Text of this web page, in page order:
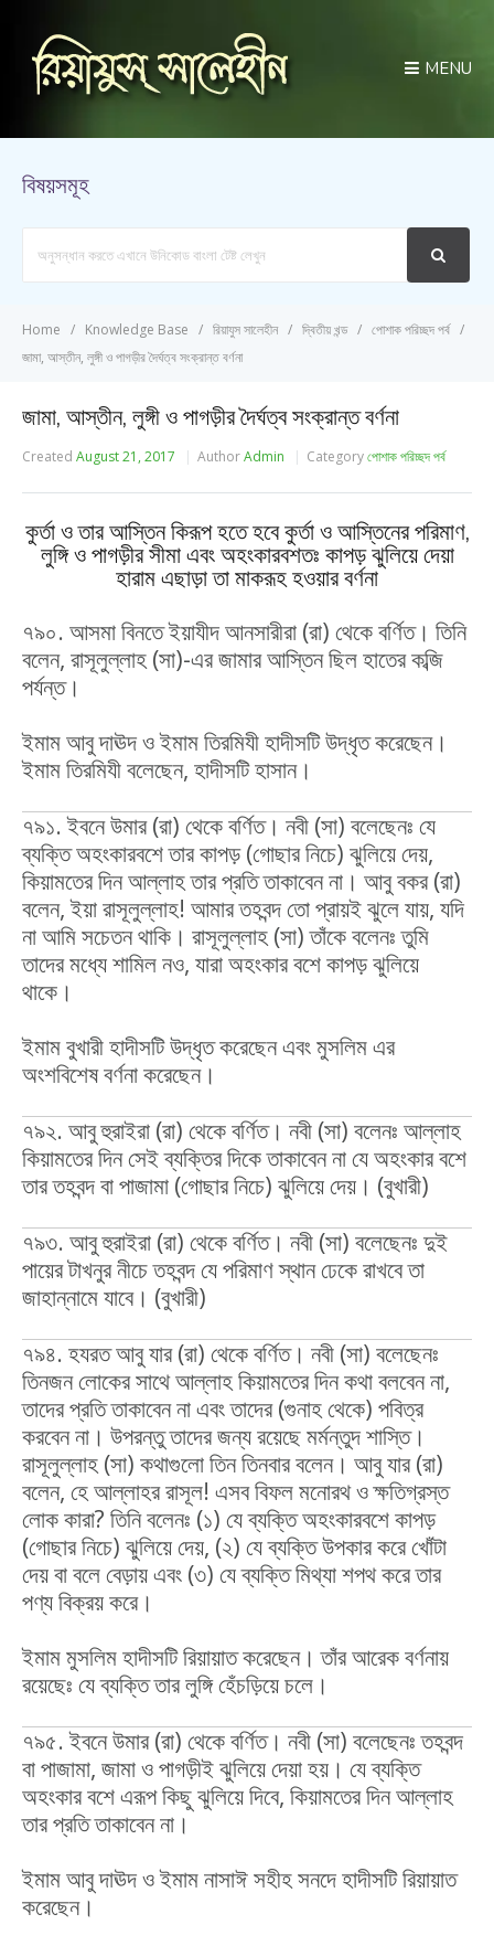
MENU
বিষয়সমূহ
Home Knowledge Base রিয়াযুস সালেহীন দ্বিতীয় খন্ড
পোশাক পরিচ্ছদ পর্ব
জামা, আস্তীন, লুঙ্গী ও পাগড়ীর দৈর্ঘত্ব সংক্রান্ত বর্ণনা
জামা, আস্তীন, লুঙ্গী ও পাগড়ীর দৈর্ঘত্ব সংক্রান্ত বর্ণনা
Created August 21, 2017 AuthorAdmin Categoryপোশাক পরিচ্ছদ পর্ব
কুর্তা ও তার আস্তিন কিরূপ হতে হবে কুর্তা ও আস্তিনের পরিমাণ,
লুঙ্গি ও পাগড়ীর সীমা এবং অহংকারবশতঃ কাপড় ঝুলিয়ে দেয়া
হারাম এছাড়া তা মাকরূহ হওয়ার বর্ণনা
৭৯০. আসমা বিনতে ইয়াযীদ আনসারীরা (রা) থেকে বর্ণিত। তিনি
বলেন, রাসূলুল্লাহ (সা)-এর জামার আস্তিন ছিল হাতের কব্জি
পর্যন্ত।
ইমাম আবু দাঊদ ও ইমাম তিরমিযী হাদীসটি উদ্ধৃত করেছেন।
ইমাম তিরমিযী বলেছেন, হাদীসটি হাসান।
৭৯১. ইবনে উমার (রা) থেকে বর্ণিত। নবী (সা) বলেছেনঃ যে
ব্যক্তি অহংকারবশে তার কাপড় (গোছার নিচে) ঝুলিয়ে দেয়,
কিয়ামতের দিন আল্লাহ তার প্রতি তাকাবেন না। আবু বকর (রা)
বলেন, ইয়া রাসূলুল্লাহ! আমার তহবন্দ তো প্রায়ই ঝুলে যায়, যদি
না আমি সচেতন থাকি। রাসূলুল্লাহ (সা) তাঁকে বলেনঃ তুমি
তাদের মধ্যে শামিল নও, যারা অহংকার বশে কাপড় ঝুলিয়ে
থাকে।
ইমাম বুখারী হাদীসটি উদ্ধৃত করেছেন এবং মুসলিম এর
অংশবিশেষ বর্ণনা করেছেন।
৭৯২. আবু হুরাইরা (রা) থেকে বর্ণিত। নবী (সা) বলেনঃ আল্লাহ
কিয়ামতের দিন সেই ব্যক্তির দিকে তাকাবেন না যে অহংকার বশে
তার তহবন্দ বা পাজামা (গোছার নিচে) ঝুলিয়ে দেয়। (বুখারী)
৭৯৩. আবু হুরাইরা (রা) থেকে বর্ণিত। নবী (সা) বলেছেনঃ দুই
পায়ের টাখনুর নীচে তহবন্দ যে পরিমাণ স্থান ঢেকে রাখবে তা
জাহান্নামে যাবে। (বুখারী)
৭৯৪. হযরত আবু যার (রা) থেকে বর্ণিত। নবী (সা) বলেছেনঃ
তিনজন লোকের সাথে আল্লাহ কিয়ামতের দিন কথা বলবেন না,
তাদের প্রতি তাকাবেন না এবং তাদের (গুনাহ থেকে) পবিত্র
করবেন না। উপরন্তু তাদের জন্য রয়েছে মর্মন্তুদ শাস্তি।
রাসূলুল্লাহ (সা) কথাগুলো তিন তিনবার বলেন। আবু যার (রা)
বলেন, হে আল্লাহর রাসূল! এসব বিফল মনোরথ ও ক্ষতিগ্রস্ত
লোক কারা? তিনি বলেনঃ (১) যে ব্যক্তি অহংকারবশে কাপড়
(গোছার নিচে) ঝুলিয়ে দেয়, (২) যে ব্যক্তি উপকার করে খোঁটা
দেয় বা বলে বেড়ায় এবং (৩) যে ব্যক্তি মিথ্যা শপথ করে তার
পণ্য বিক্রয় করে।
ইমাম মুসলিম হাদীসটি রিয়ায়াত করেছেন। তাঁর আরেক বর্ণনায়
রয়েছেঃ যে ব্যক্তি তার লুঙ্গি হেঁচড়িয়ে চলে।
৭৯৫. ইবনে উমার (রা) থেকে বর্ণিত। নবী (সা) বলেছেনঃ তহবন্দ
বা পাজামা, জামা ও পাগড়ীই ঝুলিয়ে দেয়া হয়। যে ব্যক্তি
অহংকার বশে এরূপ কিছু ঝুলিয়ে দিবে, কিয়ামতের দিন আল্লাহ
তার প্রতি তাকাবেন না।
ইমাম আবু দাঊদ ও ইমাম নাসাঈ সহীহ সনদে হাদীসটি রিয়ায়াত
করেছেন।